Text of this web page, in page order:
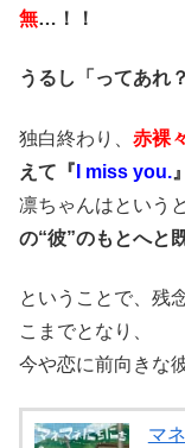
無…！！
うるし「ってあれ？
独白終わり、 赤裸
えて『 I miss you.
凛ちゃんはという
の“彼”のもとへと
ということで、残
こまでとなり、
今や恋に前向きな
マ